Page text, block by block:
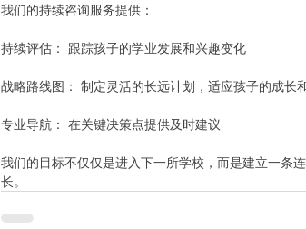
我们的持续咨询服务提供：
持续评估： 跟踪孩子的学业发展和兴趣变化
战略路线图： 制定灵活的长远计划，适应孩子的成长
专业导航： 在关键决策点提供及时建议
我们的目标不仅仅是进入下一所学校，而是建立一条
长。